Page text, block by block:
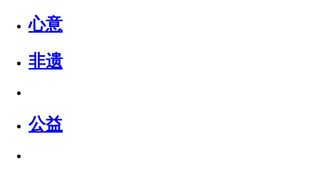
心意
非遗
公益